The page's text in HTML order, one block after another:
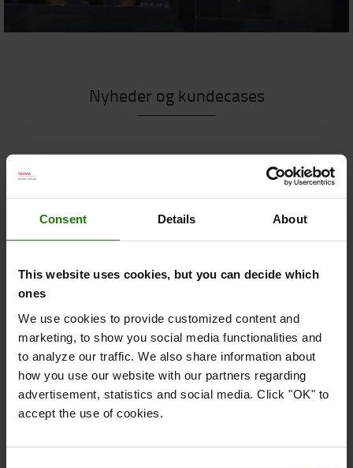
Consent Details About
This website uses cookies, but you can decide which
ones
We use cookies to provide customized content and
marketing, to show you social media functionalities and
to analyze our traffic. We also share information about
how you use our website with our partners regarding
advertisement, statistics and social media. Click "OK" to
accept the use of cookies.
Nyheder og kundecases
EcoVadis Platin til Toyota
Vi er blevet vurderet blandt de 1 % bedste i verden
inden for ”Miljø”, ”Medarbejdere og
menneskerettigheder”, ”Etik” og ”Bæredygtigt
Indkøb”.